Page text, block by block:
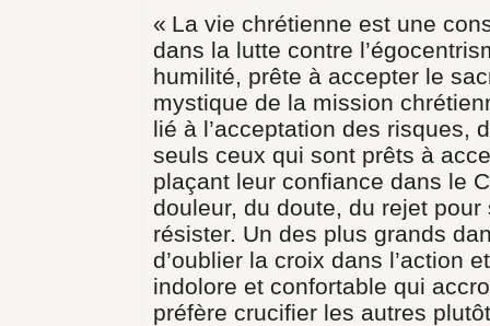
« La vie chrétienne est une
dans la lutte contre
humilité, prête à accepter le
mystique de la mission
lié à l’acceptation des risques,
seuls ceux qui sont prêts à
plaçant leur confiance dans le
douleur, du doute, du rejet
résister. Un des plus grands
d’oublier la croix dans l’action
indolore et confortable qui
préfère crucifier les autres